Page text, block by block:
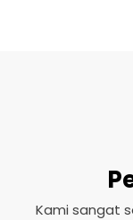
Kami sangat